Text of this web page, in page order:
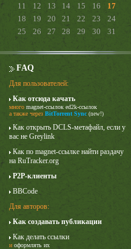
11
12 13 14 15 16
17
18
19 20 21 22 23
24
25
26 27 28 29 30 31
FAQ
Для пользователей:
Как отсюда качать
много magnet-ссылок ed2k-ссылок
а также через BitTorrent Sync (new!)
Как открыть DCLS-метафайл, если у
вас не Greylink
Как по magnet-ссылке найти раздачу
на RuTracker.org
P2P-клиенты
BBCode
Для авторов:
Как создавать публикации
Как делать ссылки
и оформлять их